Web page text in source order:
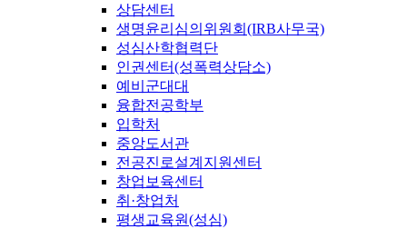
상담센터
생명윤리심의위원회(IRB사무국)
성심산학협력단
인권센터(성폭력상담소)
예비군대대
융합전공학부
입학처
중앙도서관
전공진로설계지원센터
창업보육센터
취·창업처
평생교육원(성심)